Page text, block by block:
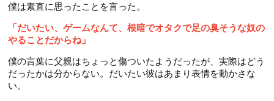
僕は素直に思ったことを言った。
「だいたい、ゲームなんて、根暗でオタクで足の臭そうな奴の
やることだからね」
僕の言葉に父親はちょっと傷ついたようだったが、実際はどう
だったかは分からない。だいたい彼はあまり表情を動かさな
い。